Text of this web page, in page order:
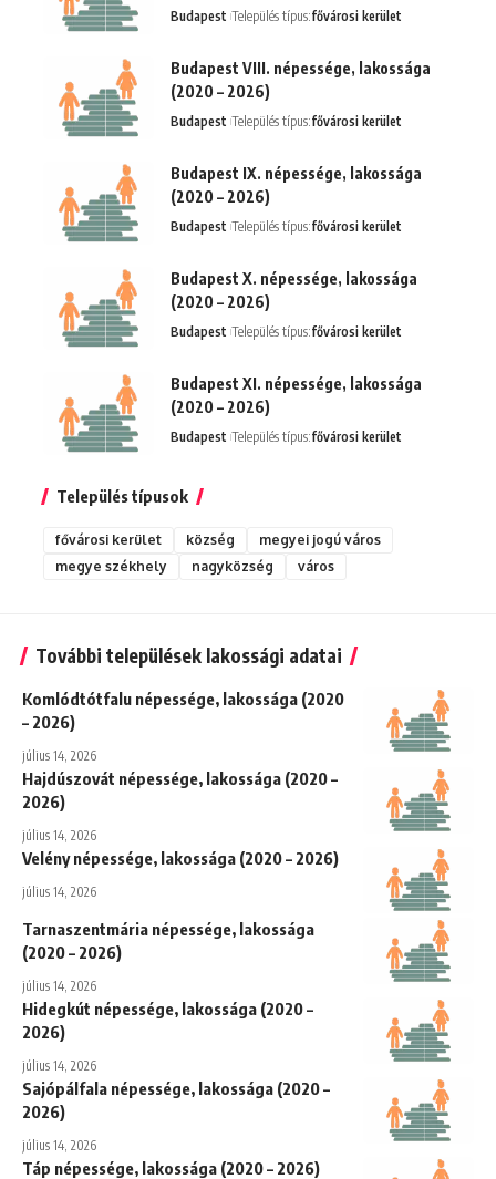
Budapest Település típus:fővárosi kerület
Budapest VIII. népessége, lakossága
(2020 – 2026)
Budapest Település típus:fővárosi kerület
Budapest IX. népessége, lakossága
(2020 – 2026)
Budapest Település típus:fővárosi kerület
Budapest X. népessége, lakossága
(2020 – 2026)
Budapest Település típus:fővárosi kerület
Budapest XI. népessége, lakossága
(2020 – 2026)
Budapest Település típus:fővárosi kerület
Település típusok
fővárosi kerület község
megyei jogú város
megye székhely
nagyközség város
További települések lakossági adatai
Komlódtótfalu népessége, lakossága (2020
– 2026)
július 14, 2026
Hajdúszovát népessége, lakossága (2020 –
2026)
július 14, 2026
Velény népessége, lakossága (2020 – 2026)
július 14, 2026
Tarnaszentmária népessége, lakossága
(2020 – 2026)
július 14, 2026
Hidegkút népessége, lakossága (2020 –
2026)
július 14, 2026
Sajópálfala népessége, lakossága (2020 –
2026)
július 14, 2026
Táp népessége, lakossága (2020 – 2026)